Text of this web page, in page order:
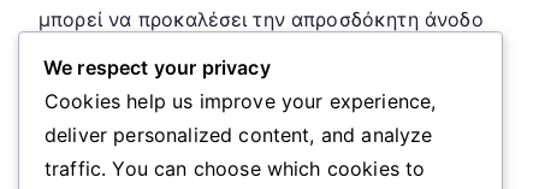
μπορεί να προκαλέσει την απροσδόκητη άνοδο
Παραμέληση της ακολουθίας:
ακολουθία μπορεί να μειώσει τη δύναμη και την
ακρίβεια.
We respect your privacy
Cookies help us improve your experience,
deliver personalized content, and analyze
traffic. You can choose which cookies to